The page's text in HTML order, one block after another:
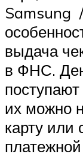
Samsung
выдача
в ФНС.
их можно
карту или